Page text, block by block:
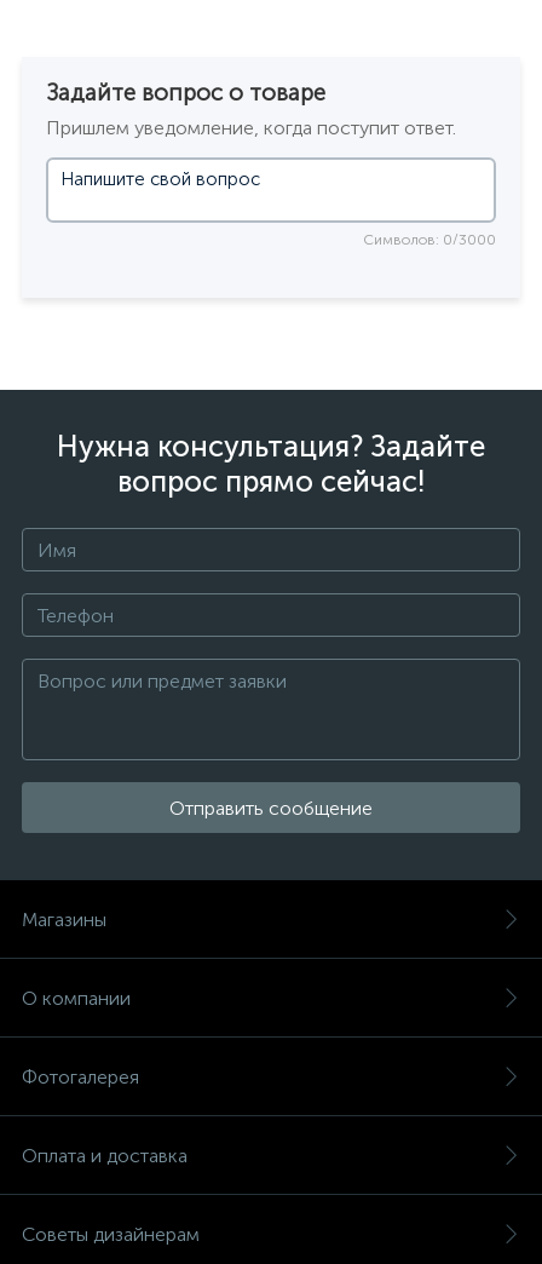
Задайте вопрос о товаре
Пришлем уведомление, когда поступит ответ.
Символов: 0/3000
Нужна консультация? Задайте
вопрос прямо сейчас!
Отправить сообщение
Магазины
О компании
Фотогалерея
Оплата и доставка
Советы дизайнерам